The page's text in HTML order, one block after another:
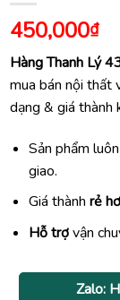
450,000₫
Hàng Thanh Lý
mua bán nội thất
dạng & giá thành
Sản phẩm
giao.
Giá thành rẻ
Hỗ trợvận
Zalo: